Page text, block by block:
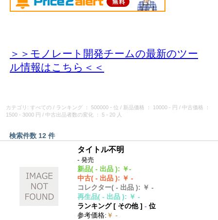
＞＞モノレート開発チームの最新のツー
ル情報はこちら＜＜
カテゴリ: すべての / ランキング ： 500000 - 位 / 新品価格 ： 10000 - 円 / 中古価格
：
1500 - 3000 円
/ 中古出品者数の変化 ： 5 - 20 人
検索件数 12 件
タイトル不明
- 発売
新品( - 出品 ): ￥-
中古( - 出品 ): ￥ -
コレクター( - 出品 ): ￥ -
再生品( - 出品 ): ￥ -
ランキング [ その他]- 位
参考価格: ￥ -